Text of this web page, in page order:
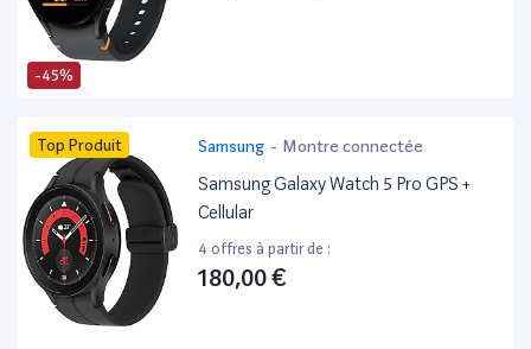
-45%
Top Produit Samsung - Montre connectée
Samsung Galaxy Watch 5 Pro GPS +
Cellular
4 offres à partir de :
180,00 €